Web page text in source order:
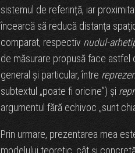
sistemul de referință, iar
încearcă să reducă distanţa
comparat, respectiv nudul-
de măsurare propusă face astfel
general şi particular, între
subtextul „poate fi oricine”) şi
argumentul fără echivoc „sunt
Prin urmare, prezentarea mea
modelului teoretic, cât şi